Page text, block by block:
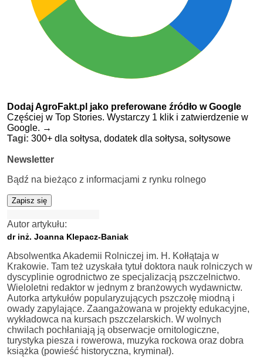
Dodaj AgroFakt.pl jako preferowane źródło w Google
Częściej w Top Stories. Wystarczy 1 klik i zatwierdzenie w
Google. →
Tagi: 300+ dla sołtysa, dodatek dla sołtysa, sołtysowe
Newsletter
Bądź na bieżąco z informacjami z rynku rolnego
Zapisz się
Autor artykułu:
dr inż. Joanna Klepacz-Baniak
Absolwentka Akademii Rolniczej im. H. Kołłątaja w
Krakowie. Tam też uzyskała tytuł doktora nauk rolniczych w
dyscyplinie ogrodnictwo ze specjalizacją pszczelnictwo.
Wieloletni redaktor w jednym z branżowych wydawnictw.
Autorka artykułów popularyzujących pszczołę miodną i
owady zapylające. Zaangażowana w projekty edukacyjne,
wykładowca na kursach pszczelarskich. W wolnych
chwilach pochłaniają ją obserwacje ornitologiczne,
turystyka piesza i rowerowa, muzyka rockowa oraz dobra
książka (powieść historyczna, kryminał).